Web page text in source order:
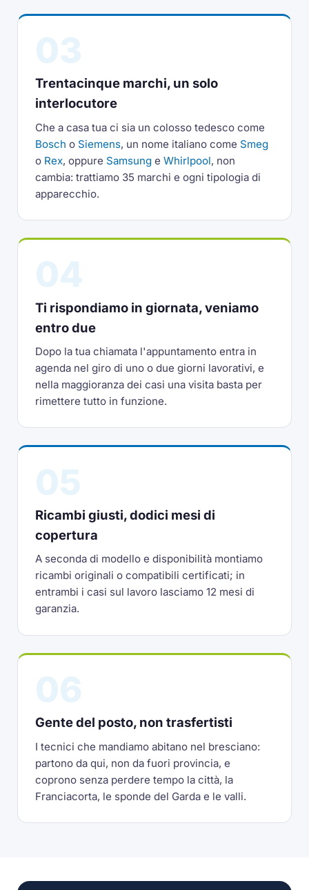
Trentacinque marchi, un solo
interlocutore
Che a casa tua ci sia un colosso tedesco come
Bosch o Siemens, un nome italiano come Smeg
o Rex, oppure Samsung eWhirlpool, non
cambia: trattiamo 35 marchi e ogni tipologia di
apparecchio.
Ti rispondiamo in giornata, veniamo
entro due
Dopo la tua chiamata l'appuntamento entra in
agenda nel giro di uno o due giorni lavorativi, e
nella maggioranza dei casi una visita basta per
rimettere tutto in funzione.
Ricambi giusti, dodici mesi di
copertura
A seconda di modello e disponibilità montiamo
ricambi originali o compatibili certificati; in
entrambi i casi sul lavoro lasciamo 12 mesi di
garanzia.
Gente del posto, non trasfertisti
I tecnici che mandiamo abitano nel bresciano:
partono da qui, non da fuori provincia, e
coprono senza perdere tempo la città, la
Franciacorta, le sponde del Garda e le valli.